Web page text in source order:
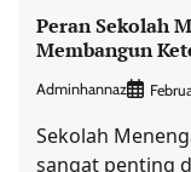
Peran Sekolah
Membangun
Adminhannaz
Sekolah
sangat penting